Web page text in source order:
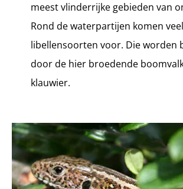
meest vlinderrijke gebieden van
Rond de waterpartijen komen veel
libellensoorten voor. Die worden
door de hier broedende
klauwier.